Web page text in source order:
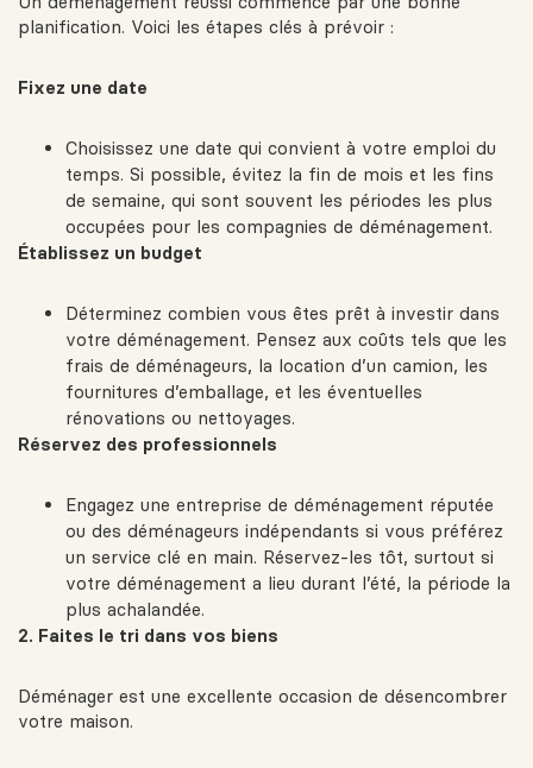
planification. Voici les étapes clés à prévoir :
Fixez une date
Choisissez une date qui convient à votre emploi du
temps. Si possible, évitez la fin de mois et les fins
de semaine, qui sont souvent les périodes les plus
occupées pour les compagnies de déménagement.
Établissez un budget
Déterminez combien vous êtes prêt à investir dans
votre déménagement. Pensez aux coûts tels que les
frais de déménageurs, la location d’un camion, les
fournitures d’emballage, et les éventuelles
rénovations ou nettoyages.
Réservez des professionnels
Engagez une entreprise de déménagement réputée
ou des déménageurs indépendants si vous préférez
un service clé en main. Réservez-les tôt, surtout si
votre déménagement a lieu durant l’été, la période la
plus achalandée.
2. Faites le tri dans vos biens
Déménager est une excellente occasion de désencombrer
votre maison.